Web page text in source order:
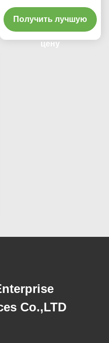
Кравлер водяной
скважины
гидравлического сверля
Получить лучшую
цену
Co.,LTD